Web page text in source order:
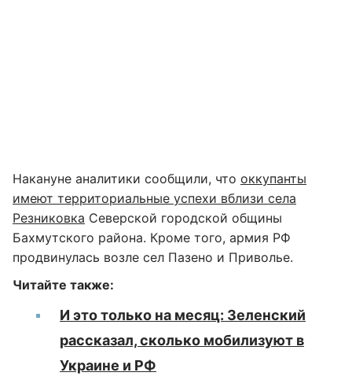
Накануне аналитики сообщили, что оккупанты
имеют территориальные успехи вблизи села
Резниковка Северской городской общины
Бахмутского района. Кроме того, армия РФ
продвинулась возле сел Пазено и Приволье.
Читайте также:
И это только на месяц: Зеленский
рассказал, сколько мобилизуют в
Украине и РФ